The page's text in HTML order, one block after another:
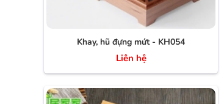
Khay, hũ đựng mứt - KH054
Liên hệ